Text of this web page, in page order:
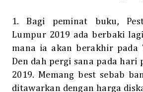
1. Bagi peminat buku,
Lumpur 2019 ada berbaki
mana ia akan berakhir pada
Den dah pergi sana pada hari
2019. Memang best sebab
ditawarkan dengan harga